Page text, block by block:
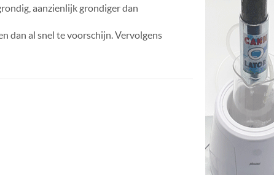
aanzienlijk grondiger dan
dan al snel te voorschijn. Vervolgens